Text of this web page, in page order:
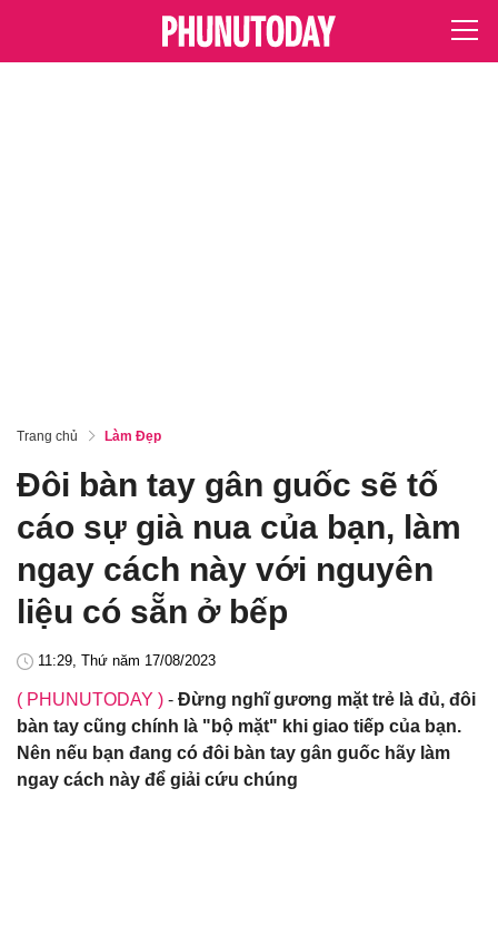
Trang chủ Làm Đẹp
Đôi bàn tay gân guốc sẽ tố
cáo sự già nua của bạn, làm
ngay cách này với nguyên
liệu có sẵn ở bếp
11:29, Thứ năm 17/08/2023
( PHUNUTODAY ) - Đừng nghĩ gương mặt trẻ là đủ, đôi
bàn tay cũng chính là "bộ mặt" khi giao tiếp của bạn.
Nên nếu bạn đang có đôi bàn tay gân guốc hãy làm
ngay cách này để giải cứu chúng